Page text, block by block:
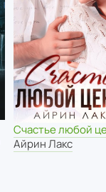
Счастье любой
Айрин Лакс